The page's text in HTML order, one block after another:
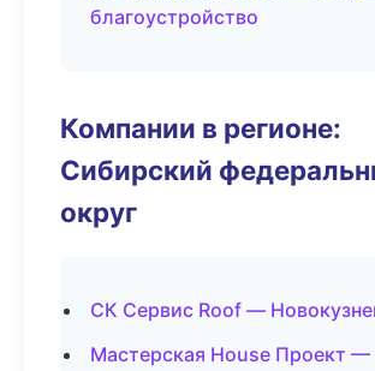
благоустройство
Компании в регионе:
Сибирский
округ
СК Сервис Roof —
Мастерская House Проект —